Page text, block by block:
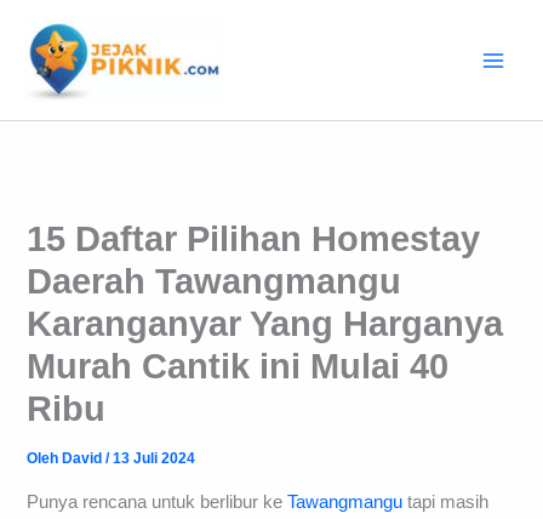
konten
15 Daftar Pilihan Homestay
Daerah Tawangmangu
Karanganyar Yang Harganya
Murah Cantik ini Mulai 40
Ribu
Oleh David/13 Juli 2024
Punya rencana untuk berlibur keTawangmangu tapi masih